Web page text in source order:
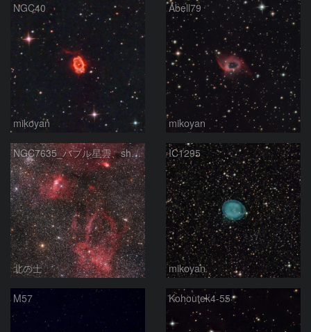
NGC40
mikoyan
Abell79
mikoyan
NGC7635_バブル星雲、sh2-157_くわがた星雲
北の士
IC1295
mikoyan
M57 Kohoutek4-55